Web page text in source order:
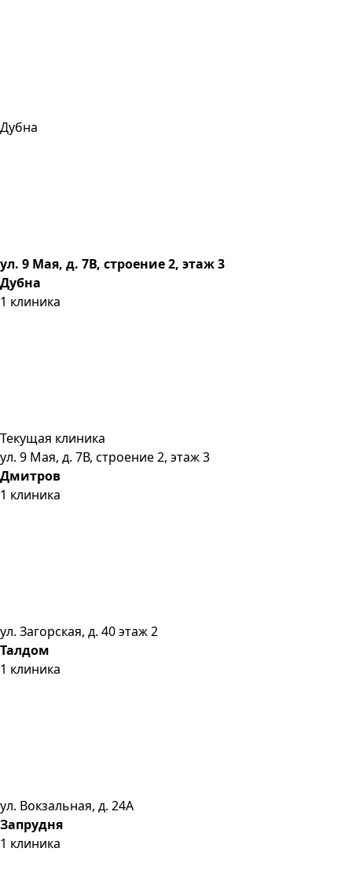
Дубна
ул. 9 Мая, д. 7В, строение 2, этаж 3
Дубна
1 клиника
Текущая клиника
ул. 9 Мая, д. 7В, строение 2, этаж 3
Дмитров
1 клиника
ул. Загорская, д. 40 этаж 2
Талдом
1 клиника
ул. Вокзальная, д. 24А
Запрудня
1 клиника